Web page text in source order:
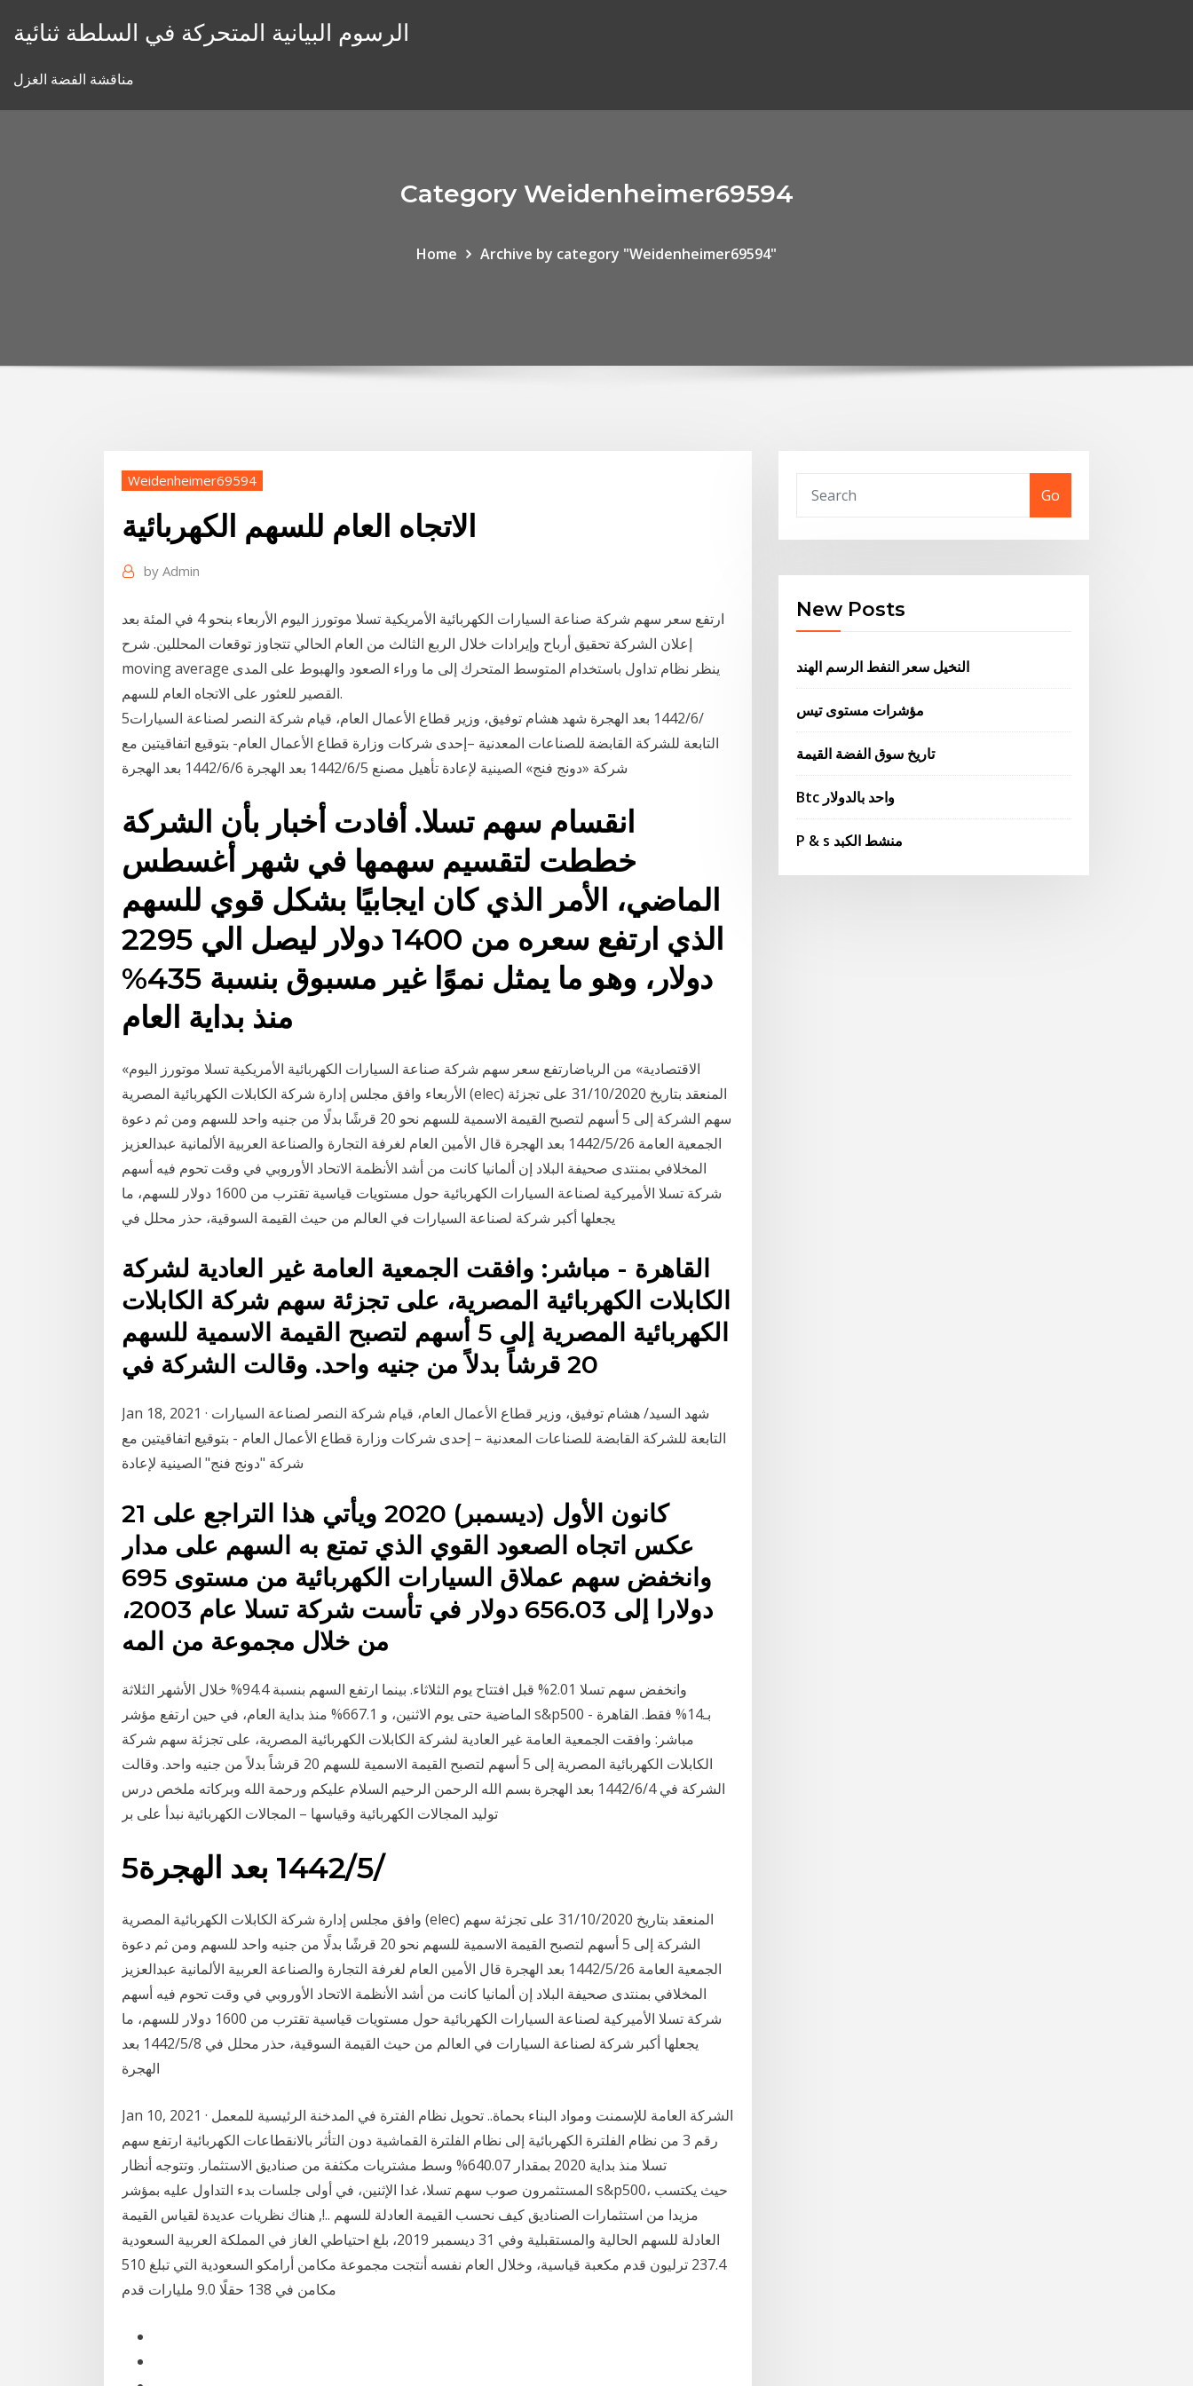
الرسوم البيانية المتحركة في السلطة ثنائية
مناقشة الفضة الغزل
Category Weidenheimer69594
Home Archive by category "Weidenheimer69594"
Weidenheimer69594
الاتجاه العام للسهم الكهربائية
by Admin
ارتفع سعر سهم شركة صناعة السيارات الكهربائية الأمريكية تسلا موتورز اليوم الأربعاء بنحو 4 في المئة بعد
إعلان الشركة تحقيق أرباح وإيرادات خلال الربع الثالث من العام الحالي تتجاوز توقعات المحللين. شرح
moving average ينظر نظام تداول باستخدام المتوسط المتحرك إلى ما وراء الصعود والهبوط على المدى
القصير للعثور على الاتجاه العام للسهم.
5‏‏/6‏‏/1442 بعد الهجرة شهد هشام توفيق، وزير قطاع الأعمال العام، قيام شركة النصر لصناعة السيارات
التابعة للشركة القابضة للصناعات المعدنية –إحدى شركات وزارة قطاع الأعمال العام- بتوقيع اتفاقيتين مع
شركة «دونج فنج» الصينية لإعادة تأهيل مصنع 5‏‏/6‏‏/1442 بعد الهجرة 6‏‏/6‏‏/1442 بعد الهجرة
انقسام سهم تسلا. أفادت أخبار بأن الشركة
خططت لتقسيم سهمها في شهر أغسطس
الماضي، الأمر الذي كان ايجابيًا بشكل قوي للسهم
الذي ارتفع سعره من 1400 دولار ليصل الي 2295
دولار، وهو ما يمثل نموًا غير مسبوق بنسبة 435%
منذ بداية العام
«الاقتصادية» من الرياضارتفع سعر سهم شركة صناعة السيارات الكهربائية الأمريكية تسلا موتورز اليوم
الأربعاء وافق مجلس إدارة شركة الكابلات الكهربائية المصرية (elec) المنعقد بتاريخ 31/10/2020 على تجزئة
سهم الشركة إلى 5 أسهم لتصبح القيمة الاسمية للسهم نحو 20 قرشًا بدلًا من جنيه واحد للسهم ومن ثم دعوة
‬المخلافي‭ ‬بمنتدى‭ ‬صحيفة‭ ‬البلاد‭ ‬إن‭ ‬ألمانيا‭ ‬كانت‭ ‬من‭ ‬أشد‭ ‬الأنظمة‭ ‬الاتحاد‭ ‬الأوروبي في وقت تحوم فيه أسهم
شركة تسلا الأميركية لصناعة السيارات الكهربائية حول مستويات قياسية تقترب من 1600 دولار للسهم، ما
يجعلها أكبر شركة لصناعة السيارات في العالم من حيث القيمة السوقية، حذر محلل في
القاهرة - مباشر: وافقت الجمعية العامة غير العادية لشركة
الكابلات الكهربائية المصرية، على تجزئة سهم شركة الكابلات
الكهربائية المصرية إلى 5 أسهم لتصبح القيمة الاسمية للسهم
20 قرشاً بدلاً من جنيه واحد. وقالت الشركة في
Jan 18, 2021 · شهد السيد/ هشام توفيق، وزير قطاع الأعمال العام، قيام شركة النصر لصناعة السيارات
التابعة للشركة القابضة للصناعات المعدنية – إحدى شركات وزارة قطاع الأعمال العام - بتوقيع اتفاقيتين مع
شركة "دونج فنج" الصينية لإعادة
21 كانون الأول (ديسمبر) 2020 ويأتي هذا التراجع على
عكس اتجاه الصعود القوي الذي تمتع به السهم على مدار
وانخفض سهم عملاق السيارات الكهربائية من مستوى 695
دولارا إلى 656.03 دولار في تأست شركة تسلا عام 2003،
من خلال مجموعة من المه
وانخفض سهم تسلا 2.01% قبل افتتاح يوم الثلاثاء. بينما ارتفع السهم بنسبة 94.4% خلال الأشهر الثلاثة
الماضية حتى يوم الاثنين، و 667.1% منذ بداية العام، في حين ارتفع مؤشر s&p500 بـ14% فقط. القاهرة -
مباشر: وافقت الجمعية العامة غير العادية لشركة الكابلات الكهربائية المصرية، على تجزئة سهم شركة
الكابلات الكهربائية المصرية إلى 5 أسهم لتصبح القيمة الاسمية للسهم 20 قرشاً بدلاً من جنيه واحد. وقالت
الشركة في 4‏‏/6‏‏/1442 بعد الهجرة بسم الله الرحمن الرحيم السلام عليكم ورحمة الله وبركاته ملخص درس
توليد المجالات الكهربائية وقياسها – المجالات الكهربائية نبدأ على بر
5‏‏/5‏‏/1442 بعد الهجرة
وافق مجلس إدارة شركة الكابلات الكهربائية المصرية (elec) المنعقد بتاريخ 31/10/2020 على تجزئة سهم
الشركة إلى 5 أسهم لتصبح القيمة الاسمية للسهم نحو 20 قرشًا بدلًا من جنيه واحد للسهم ومن ثم دعوة
‬المخلافي‭ ‬بمنتدى‭ ‬صحيفة‭ ‬البلاد‭ ‬إن‭ ‬ألمانيا‭ ‬كانت‭ ‬من‭ ‬أشد‭ ‬الأنظمة‭ ‬الاتحاد‭ ‬الأوروبي في وقت تحوم فيه أسهم
شركة تسلا الأميركية لصناعة السيارات الكهربائية حول مستويات قياسية تقترب من 1600 دولار للسهم، ما
يجعلها أكبر شركة لصناعة السيارات في العالم من حيث القيمة السوقية، حذر محلل في 8‏‏/5‏‏/1442 بعد
الهجرة
Jan 10, 2021 · الشركة العامة للإسمنت ومواد البناء بحماة.. تحويل نظام الفترة في المدخنة الرئيسية للمعمل
رقم 3 من نظام الفلترة الكهربائية إلى نظام الفلترة القماشية دون التأثر بالانقطاعات الكهربائية ارتفع سهم
تسلا منذ بداية 2020 بمقدار 640.07% وسط مشتريات مكثفة من صناديق الاستثمار. وتتوجه أنظار
المستثمرون صوب سهم تسلا، غدا الإثنين، في أولى جلسات بدء التداول عليه بمؤشر s&p500، حيث يكتسب
مزيدا من استثمارات الصناديق كيف نحسب القيمة العادلة للسهم ..!, هناك نظريات عديدة لقياس القيمة
العادلة للسهم الحالية والمستقبلية وفي 31 ديسمبر 2019، بلغ احتياطي الغاز في المملكة العربية السعودية
237.4 ترليون قدم مكعبة قياسية، وخلال العام نفسه أنتجت مجموعة مكامن أرامكو السعودية التي تبلغ 510
مكامن في 138 حقلًا 9.0 مليارات قدم
Go
New Posts
النخيل سعر النفط الرسم الهند
مؤشرات مستوى تيس
تاريخ سوق الفضة القيمة
Btc واحد بالدولار
P & s منشط الكبد